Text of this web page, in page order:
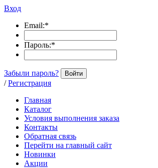
Вход
Email:*
Пароль:*
Забыли пароль? Войти
/ Регистрация
Главная
Каталог
Условия выполнения заказа
Контакты
Обратная связь
Перейти на главный сайт
Новинки
Акции